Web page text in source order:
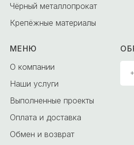
Чёрный металлопрокат
Крепёжные материалы
МЕНЮ
О компании
Наши услуги
Выполненные проекты
Оплата и доставка
Обмен и возврат